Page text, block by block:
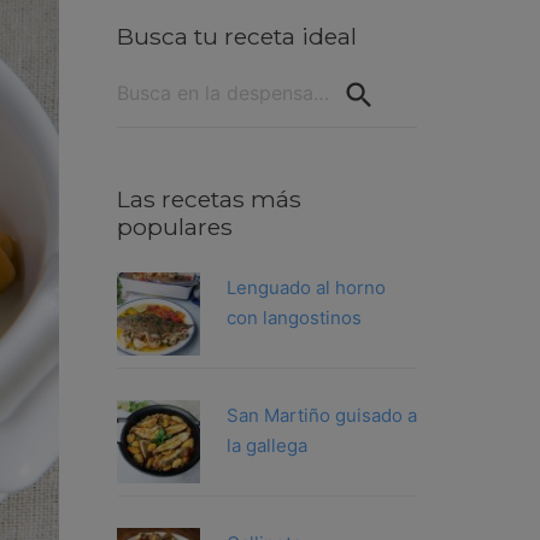
Busca tu receta ideal
Las recetas más
populares
Lenguado al horno
con langostinos
San Martiño guisado a
la gallega